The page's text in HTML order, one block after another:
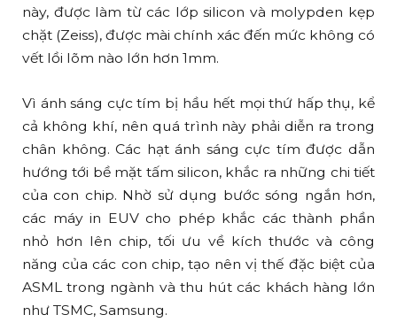
này, được làm từ các lớp silicon và molypden kẹp
chặt (Zeiss), được mài chính xác đến mức không có
vết lồi lõm nào lớn hơn 1mm.
Vì ánh sáng cực tím bị hầu hết mọi thứ hấp thụ, kể
cả không khí, nên quá trình này phải diễn ra trong
chân không. Các hạt ánh sáng cực tím được dẫn
hướng tới bề mặt tấm silicon, khắc ra những chi tiết
của con chip. Nhờ sử dụng bước sóng ngắn hơn,
các máy in EUV cho phép khắc các thành phần
nhỏ hơn lên chip, tối ưu về kích thước và công
năng của các con chip, tạo nên vị thế đặc biệt của
ASML trong ngành và thu hút các khách hàng lớn
như TSMC, Samsung.